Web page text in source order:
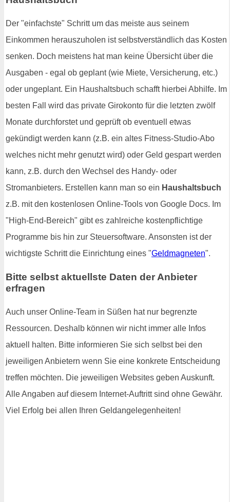
Der "einfachste" Schritt um das meiste aus seinem
Einkommen herauszuholen ist selbstverständlich das Kosten
senken. Doch meistens hat man keine Übersicht über die
Ausgaben - egal ob geplant (wie Miete, Versicherung, etc.)
oder ungeplant. Ein Haushaltsbuch schafft hierbei Abhilfe. Im
besten Fall wird das private Girokonto für die letzten zwölf
Monate durchforstet und geprüft ob eventuell etwas
gekündigt werden kann (z.B. ein altes Fitness-Studio-Abo
welches nicht mehr genutzt wird) oder Geld gespart werden
kann, z.B. durch den Wechsel des Handy- oder
Stromanbieters. Erstellen kann man so ein Haushaltsbuch
z.B. mit den kostenlosen Online-Tools von Google Docs. Im
"High-End-Bereich" gibt es zahlreiche kostenpflichtige
Programme bis hin zur Steuersoftware. Ansonsten ist der
wichtigste Schritt die Einrichtung eines "Geldmagneten".
Bitte selbst aktuellste Daten der Anbieter
erfragen
Auch unser Online-Team in Süßen hat nur begrenzte
Ressourcen. Deshalb können wir nicht immer alle Infos
aktuell halten. Bitte informieren Sie sich selbst bei den
jeweiligen Anbietern wenn Sie eine konkrete Entscheidung
treffen möchten. Die jeweiligen Websites geben Auskunft.
Alle Angaben auf diesem Internet-Auftritt sind ohne Gewähr.
Viel Erfolg bei allen Ihren Geldangelegenheiten!